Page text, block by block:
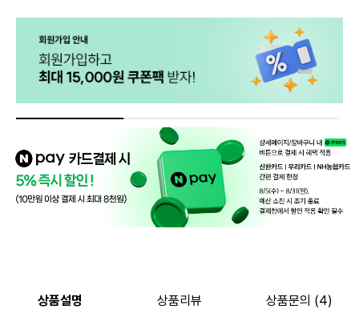
상품설명 상품리뷰 상품문의 (4)